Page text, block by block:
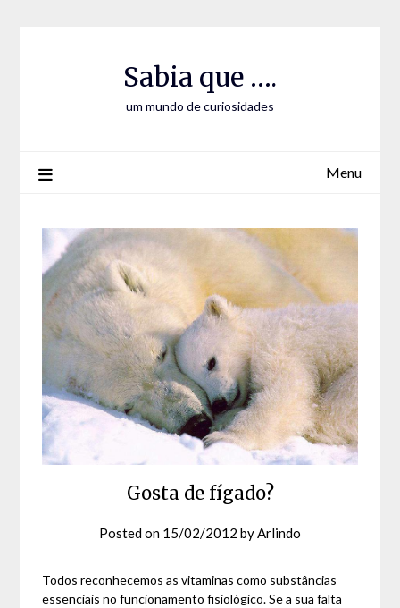
Sabia que ….
um mundo de curiosidades
Menu
Gosta de fígado?
Posted on 15/02/2012 byArlindo
Todos reconhecemos as vitaminas como substâncias
essenciais no funcionamento fisiológico. Se a sua falta